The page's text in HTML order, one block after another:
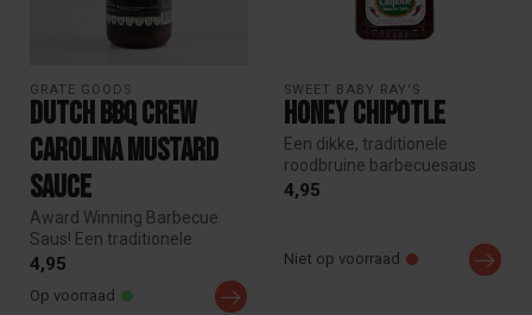
GRATE GOODS
Dutch BBQ Crew
Carolina Mustard
Sauce
Award Winning Barbecue
Saus! Een traditionele
barbecue saus zoals in de
4,95
Op voorraad
SWEET BABY RAY'S
Honey Chipotle
Een dikke, traditionele
roodbruine barbecuesaus
met een prettige twist. De
4,95
Niet op voorraad